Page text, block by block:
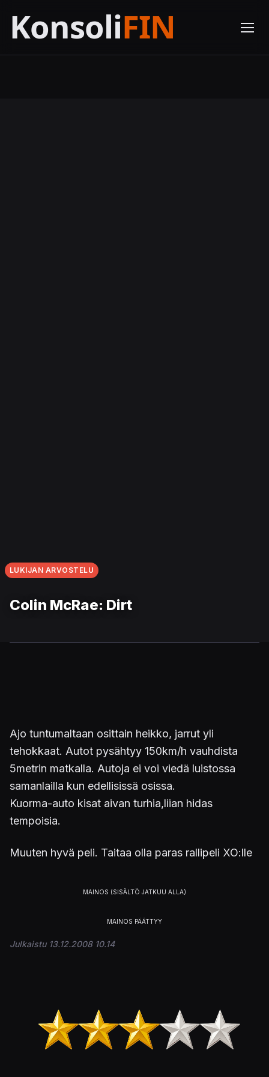
LUKIJAN ARVOSTELU
Colin McRae: Dirt
Ajo tuntumaltaan osittain heikko, jarrut yli
tehokkaat. Autot pysähtyy 150km/h vauhdista
5metrin matkalla. Autoja ei voi viedä luistossa
samanlailla kun edellisissä osissa.
Kuorma-auto kisat aivan turhia,liian hidas
tempoisia.
Muuten hyvä peli. Taitaa olla paras rallipeli XO:lle
Julkaistu 13.12.2008 10.14